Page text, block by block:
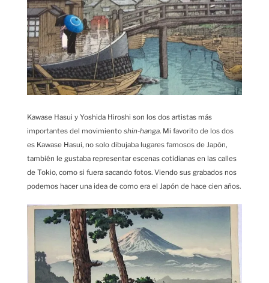
Kawase Hasui y Yoshida Hiroshi son los dos artistas más
importantes del movimiento shin-hanga. Mi favorito de los dos
es Kawase Hasui, no solo dibujaba lugares famosos de Japón,
también le gustaba representar escenas cotidianas en las calles
de Tokio, como si fuera sacando fotos. Viendo sus grabados nos
podemos hacer una idea de como era el Japón de hace cien años.